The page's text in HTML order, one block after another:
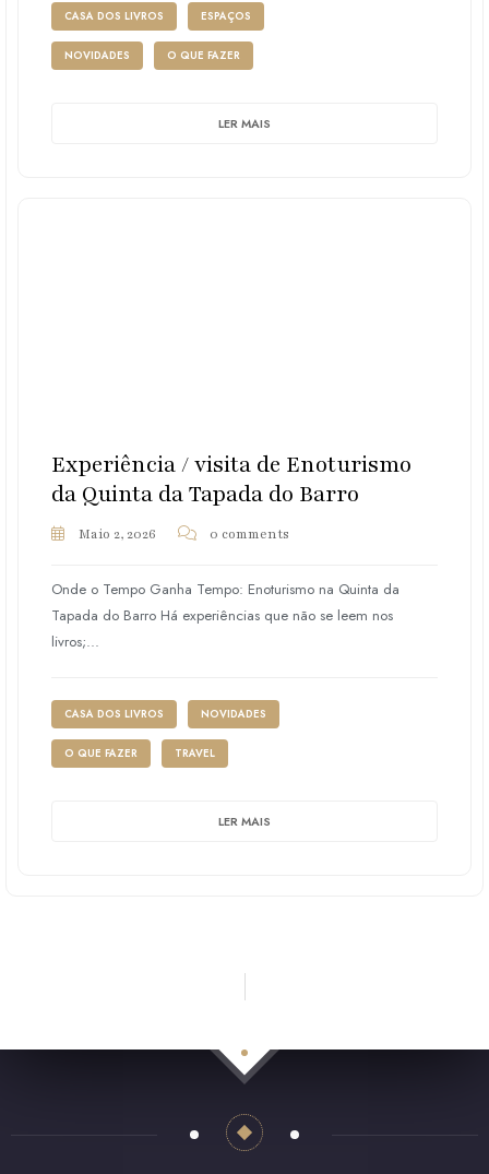
CASA DOS LIVROS ESPAÇOS
NOVIDADES O QUE FAZER
LER MAIS
Experiência / visita de Enoturismo
da Quinta da Tapada do Barro
Maio 2, 2026 0 comments
Onde o Tempo Ganha Tempo: Enoturismo na Quinta da
Tapada do Barro Há experiências que não se leem nos
livros;...
CASA DOS LIVROS NOVIDADES
O QUE FAZER TRAVEL
LER MAIS